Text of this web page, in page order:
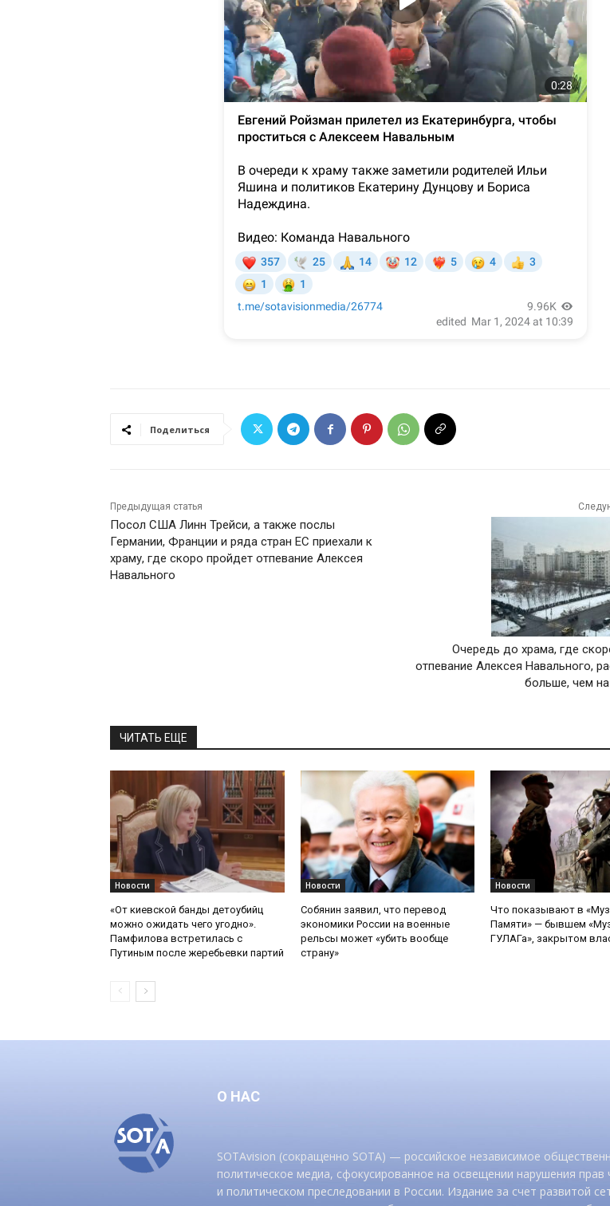
Поделиться
Предыдущая статья
Посол США Линн Трейси, а также послы
Германии, Франции и ряда стран ЕС приехали к
храму, где скоро пройдет отпевание Алексея
Навального
Очередь до храма, где
отпевание Алексея Навального,
больше, чем
ЧИТАТЬ ЕЩЕ
Новости
«От киевской банды детоубийц
можно ожидать чего угодно».
Памфилова встретилась с
Путиным после жеребьевки партий
Новости
Собянин заявил, что перевод
экономики России на военные
рельсы может «убить вообще
страну»
Новости
Что показывают в
Памяти» — бывшем
ГУЛАГа», закрытом
О НАС
SOTAvision (сокращенно SOTA) — российское независимое
политическое медиа, сфокусированное на освещении нарушения прав
и политическом преследовании в России. Издание за счет развитой